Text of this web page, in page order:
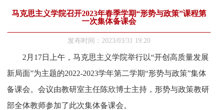
马克思主义学院召开2023年春季学期“形势与政策”课程第
一次集体备课会
发布时间：2023/03/31 19:20
2月17日上午，马克思主义学院举行以“开创高质量发展
新局面”为主题的2022-2023学年第二学期“形势与政策”集体
备课会。会议由教研室主任陈欣博士主持，形势与政策教研
部全体教师参加了此次集体备课会。